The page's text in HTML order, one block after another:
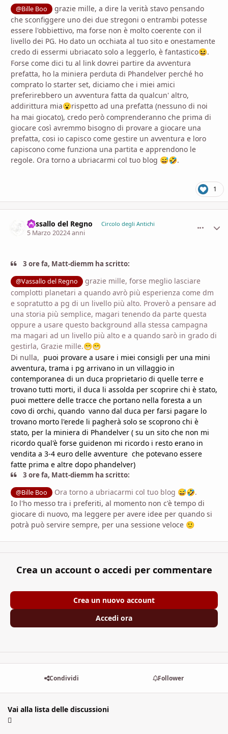
@Bille Boo
grazie mille, a dire la verità stavo pensando
che sconfiggere uno dei due stregoni o entrambi potesse
essere l'obbiettivo, ma forse non è molto coerente con il
livello dei PG. Ho dato un occhiata al tuo sito e onestamente
credo di essermi ubriacato solo a leggerlo, è fantastico😆.
Forse come dici tu al link dovrei partire da avventura
prefatta, ho la miniera perduta di Phandelver perché ho
comprato lo starter set, diciamo che i miei amici
preferirebbero un avventura fatta da qualcun' altro,
addirittura mia😮rispetto ad una prefatta (nessuno di noi
ha mai giocato), credo però comprenderanno che prima di
giocare così avremmo bisogno di provare a giocare una
prefatta, cosi io capisco come gestire un avventura e loro
capiscono come funziona una partita e apprendono le
regole. Ora torno a ubriacarmi col tuo blog 😅🤣.
1
Vassallo del Regno Circolo degli Antichi
5 Marzo 20224 anni
3 ore fa, Matt-diemm ha scritto:
@Vassallo del Regno
grazie mille, forse meglio lasciare
complotti planetari a quando avrò più esperienza come dm
e sopratutto a pg di un livello più alto. Proverò a pensare ad
una storia più semplice, magari tenendo da parte questa
oppure a usare questo background alla stessa campagna
ma magari ad un livello più alto e a quando sarò in grado di
gestirla, Grazie mille.😁😁
Di nulla, puoi provare a usare i miei consigli per una mini
avventura, trama i pg arrivano in un villaggio in
contemporanea di un duca proprietario di quelle terre e
trovano tutti morti, il duca li assolda per scoprire chi è stato,
puoi mettere delle tracce che portano nella foresta a un
covo di orchi, quando vanno dal duca per farsi pagare lo
trovano morto l'erede li pagherà solo se scoprono chi è
stato, per la miniera di Phandelver ( su un sito che non mi
ricordo qual'è forse guidenon mi ricordo i resto erano in
vendita a 3-4 euro delle avventure che potevano essere
fatte prima e altre dopo phandelver)
3 ore fa, Matt-diemm ha scritto:
@Bille Boo Ora torno a ubriacarmi col tuo blog 😅🤣.
Io l'ho messo tra i preferiti, al momento non c'è tempo di
giocare di nuovo, ma leggere per avere idee per quando si
potrà può servire sempre, per una sessione veloce 🙂
Crea un account o accedi per commentare
Crea un nuovo account
Accedi ora
Condividi Follower
Vai alla lista delle discussioni